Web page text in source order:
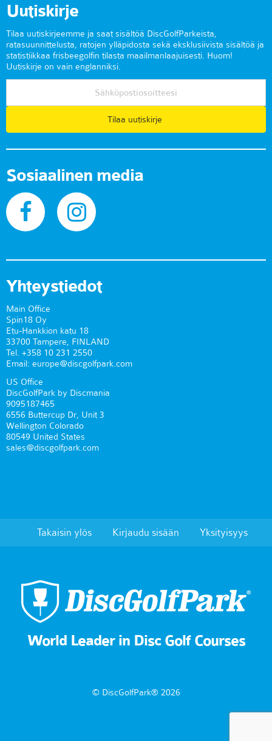
Uutiskirje
Tilaa uutiskirjeemme ja saat sisältöä DiscGolfParkeista,
ratasuunnittelusta, ratojen ylläpidosta sekä eksklusiivista sisältöä ja
statistiikkaa frisbeegolfin tilasta maailmanlaajuisesti. Huom!
Uutiskirje on vain englanniksi.
Tilaa uutiskirje
Sosiaalinen media
Yhteystiedot
Main Office
Spin18 Oy
Etu-Hankkion katu 18
33700 Tampere, FINLAND
Tel. +358 10 231 2550
Email: europe@discgolfpark.com
US Office
DiscGolfPark by Discmania
9095187465
6556 Buttercup Dr, Unit 3
Wellington Colorado
80549 United States
sales@discgolfpark.com
Takaisin ylös Kirjaudu sisään Yksityisyys
World Leader in Disc Golf Courses
© DiscGolfPark® 2026